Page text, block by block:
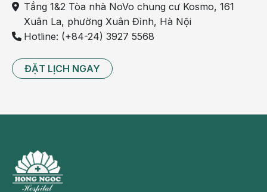
Tầng 1&2 Tòa nhà NoVo chung cư Kosmo, 161
Xuân La, phường Xuân Đỉnh, Hà Nội
Hotline: (+84-24) 3927 5568
ĐẶT LỊCH NGAY